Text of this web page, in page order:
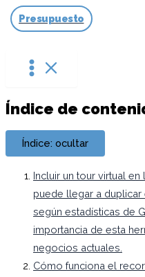
Presupuesto
Índice de
Índice: ocultar
Incluir un tour virtual
puede llegar a duplicar
según estadísticas de
importancia de esta
negocios actuales.
Cómo funciona el